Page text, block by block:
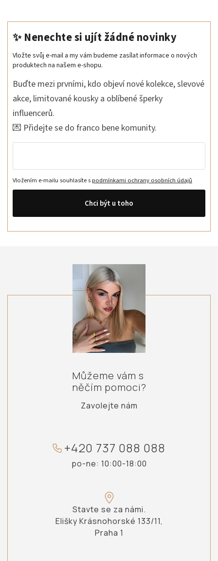
✨ Nenechte si ujít žádné novinky
Vložte svůj e-mail a my vám budeme zasílat informace o nových
produktech na našem e-shopu.
Buďte mezi prvními, kdo objeví nové kolekce, slevové
akce, limitované kousky a oblíbené šperky
influencerů.
💌 Přidejte se do franco bene komunity.
Vložením e-mailu souhlasíte spodmínkami ochrany osobních údajů
Chci být u toho
Můžeme vám s
něčím pomoci?
Zavolejte nám
+420 737 088 088
po-ne: 10:00-18:00
Stavte se za námi.
Elišky Krásnohorské 133/11,
Praha 1